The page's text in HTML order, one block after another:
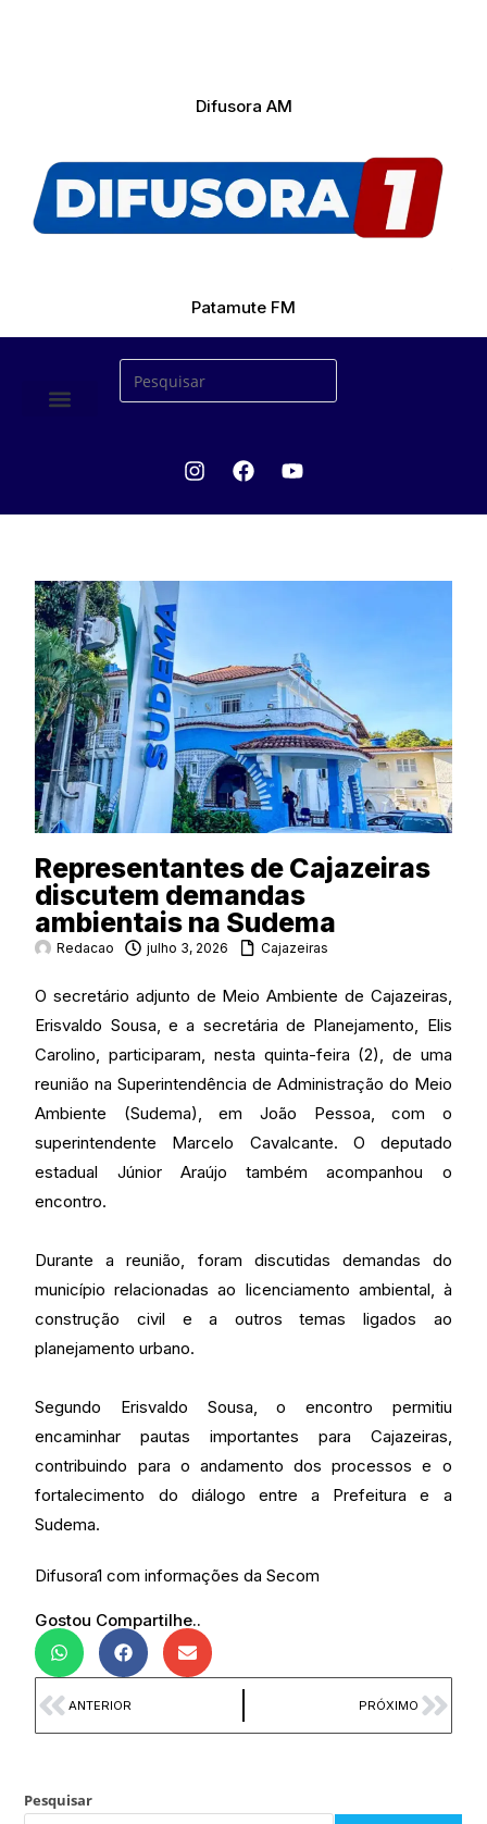
Difusora AM
Patamute FM
Representantes de Cajazeiras
discutem demandas
ambientais na Sudema
Redacao julho 3, 2026 Cajazeiras
O secretário adjunto de Meio Ambiente de Cajazeiras,
Erisvaldo Sousa, e a secretária de Planejamento, Elis
Carolino, participaram, nesta quinta-feira (2), de uma
reunião na Superintendência de Administração do Meio
Ambiente (Sudema), em João Pessoa, com o
superintendente Marcelo Cavalcante. O deputado
estadual Júnior Araújo também acompanhou o
encontro.
Durante a reunião, foram discutidas demandas do
município relacionadas ao licenciamento ambiental, à
construção civil e a outros temas ligados ao
planejamento urbano.
Segundo Erisvaldo Sousa, o encontro permitiu
encaminhar pautas importantes para Cajazeiras,
contribuindo para o andamento dos processos e o
fortalecimento do diálogo entre a Prefeitura e a
Sudema.
Difusora1 com informações da Secom
Gostou Compartilhe..
ANTERIOR PRÓXIMO
Pesquisar